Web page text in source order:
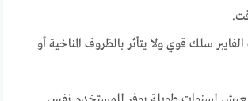
سلك قوي ولا يتأثر بالظروف المناخية أو